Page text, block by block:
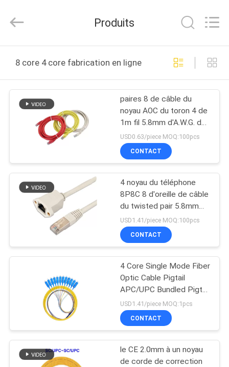
PRODUITS
SUJET
NOUS
VISITE
D'USINE
CONTRÔLE
QUALITÉ
DU
SITE
WanyYi Telecom Tech Co.,Limited.
Produits
8 core 4 core fabrication en ligne
paires 8 de câble du
noyau AOC du toron 4 de
1m fil 5.8mm d'A.W.G. de
10 gigabits
USD0.63/piece MOQ:100pcs
CONTACT
4 noyau du téléphone
8P8C 8 d'oreille de câble
du twisted pair 5.8mm
AOC
USD1.41/piece MOQ:100pcs
CONTACT
4 Core Single Mode Fiber
Optic Cable Pigtail
APC/UPC Bundled Pigtail
G652D
USD1.41/piece MOQ:1pcs
CONTACT
le CE 2.0mm à un noyau
de corde de correction